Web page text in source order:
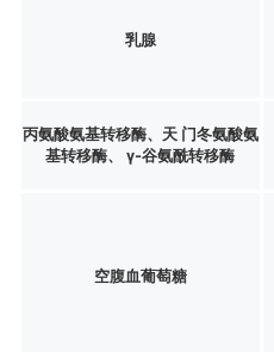
乳腺
丙氨酸氨基转移酶、天 门冬氨酸氨
基转移酶、 γ-谷氨酰转移酶
空腹血葡萄糖